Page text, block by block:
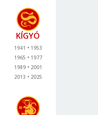
KÍGYÓ
1941
1953
1965
1977
1989
2001
2013
2025